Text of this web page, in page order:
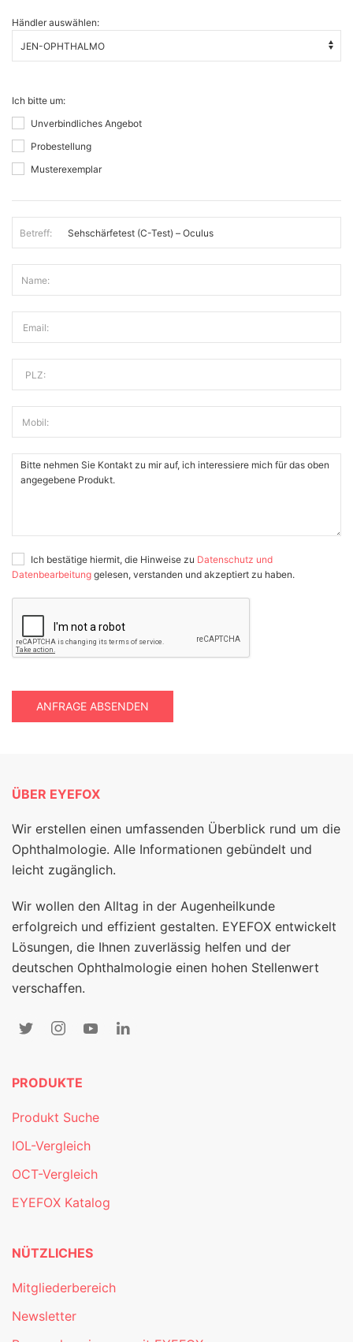
Händler auswählen:
Ich bitte um:
Unverbindliches Angebot
Probestellung
Musterexemplar
Betreff:
Name:
Email:
PLZ:
Mobil:
Ich bestätige hiermit, die Hinweise zu Datenschutz und
Datenbearbeitung gelesen, verstanden und akzeptiert zu haben.
ANFRAGE ABSENDEN
ÜBER EYEFOX
Wir erstellen einen umfassenden Überblick rund um die
Ophthalmologie. Alle Informationen gebündelt und
leicht zugänglich.
Wir wollen den Alltag in der Augenheilkunde
erfolgreich und effizient gestalten. EYEFOX entwickelt
Lösungen, die Ihnen zuverlässig helfen und der
deutschen Ophthalmologie einen hohen Stellenwert
verschaffen.
PRODUKTE
Produkt Suche
IOL-Vergleich
OCT-Vergleich
EYEFOX Katalog
NÜTZLICHES
Mitgliederbereich
Newsletter